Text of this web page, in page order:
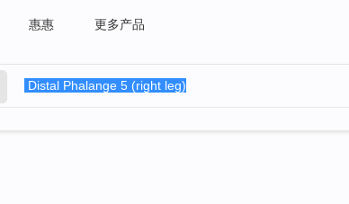
惠惠 更多产品